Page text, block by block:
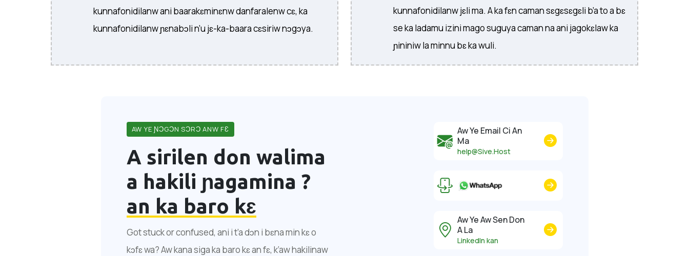
kunnafonidilanw ani baarakɛminɛnw danfaralenw cɛ, ka
kunnafonidilanw ɲɛnabɔli n’u jɛ-ka-baara cɛsiriw nɔgɔya.
kunnafonidilanw jɛli ma. A ka fɛn caman sɛgɛsɛgɛli b’a to a bɛ
se ka ladamu izini mago suguya caman na ani jagokɛlaw ka
ɲininiw la minnu bɛ ka wuli.
AW YE ƝƆGƆN SƆRƆ ANW FƐ
A sirilen don walima
a hakili ɲagamina ?
an ka baro kɛ
Got stuck or confused, ani i t’a dɔn i bɛna min kɛ o
kɔfɛ wa? Aw kana siga ka baro kɛ an fɛ, k’aw hakilinaw
Aw Ye Email Ci An
Ma
help@Sive.Host
Aw Ye Aw Sen Don
A La
LinkedIn kan